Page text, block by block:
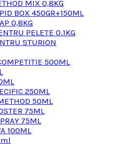
MIX 0,8KG
BOX 450GR+150ML
0,8KG
PELETE 0.1KG
STURION
500ML
250ML
50ML
75ML
75ML
100ML